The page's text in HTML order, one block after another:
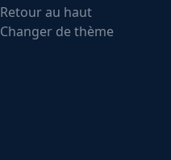
Retour au haut
Changer de thème